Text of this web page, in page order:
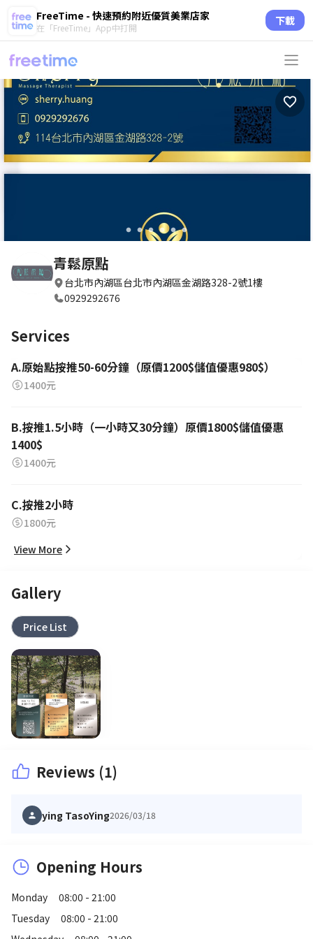
FreeTime - 快速預約附近優質美業店家
在「FreeTime」App中打開 下載
circle circle circle circle circle circle
青鬆原點
台北市內湖區台北市內湖區金湖路328-2號1樓
0929292676
Services
A.原始點按推50-60分鐘（原價1200$儲值優惠980$）
1400元
B.按推1.5小時（一小時又30分鐘）原價1800$儲值優惠
1400$
1400元
C.按推2小時
1800元
View More
Gallery
Price List
Reviews (1)
ying TasoYing2026/03/18
Opening Hours
Monday
08:00 - 21:00
Tuesday
08:00 - 21:00